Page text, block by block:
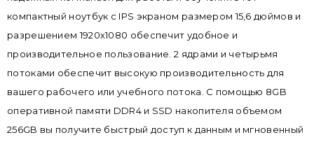
компактный ноутбук с IPS экраном размером 15,6 дюймов и
разрешением 1920х1080 обеспечит удобное и
производительное пользование. 2 ядрами и четырьмя
потоками обеспечит высокую производительность для
вашего рабочего или учебного потока. С помощью 8GB
оперативной памяти DDR4 и SSD накопителя объемом
256GB вы получите быстрый доступ к данным и мгновенный